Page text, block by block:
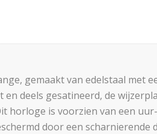
gemaakt van edelstaal met
en deels gesatineerd, de
horloge is voorzien van een
door een scharnierende